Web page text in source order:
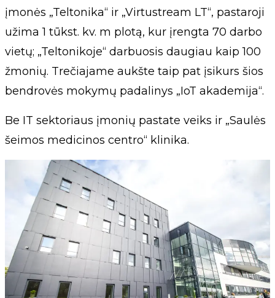
įmonės „Teltonika“ ir „Virtustream LT“, pastaroji
užima 1 tūkst. kv. m plotą, kur įrengta 70 darbo
vietų; „Teltonikoje“ darbuosis daugiau kaip 100
žmonių. Trečiajame aukšte taip pat įsikurs šios
bendrovės mokymų padalinys „IoT akademija“.
Be IT sektoriaus įmonių pastate veiks ir „Saulės
šeimos medicinos centro“ klinika.